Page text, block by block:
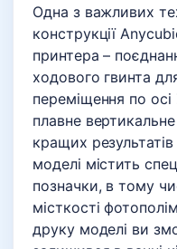
Одна з важливих
конструкції
принтера –
ходового гвинта
переміщення по осі
плавне
кращих
моделі містить
позначки, в тому
місткості
друку моделі ви